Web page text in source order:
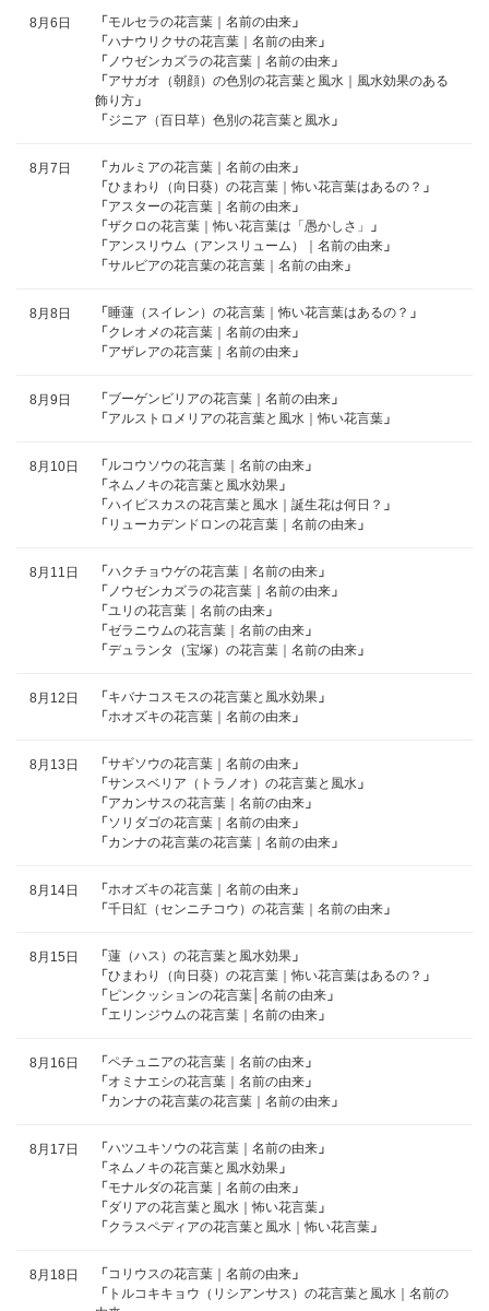
8月6日 「 モルセラの花言葉｜名前の由来 」
「 ハナウリクサの花言葉｜名前の由来 」
「 ノウゼンカズラの花言葉｜名前の由来 」
「 アサガオ（朝顔）の色別の花言葉と風水｜風水効果のある
飾り方 」
「 ジニア（百日草）色別の花言葉と風水 」
8月7日 「 カルミアの花言葉｜名前の由来 」
「 ひまわり（向日葵）の花言葉｜怖い花言葉はあるの？ 」
「 アスターの花言葉｜名前の由来 」
「 ザクロの花言葉｜怖い花言葉は「愚かしさ」
」
「 アンスリウム（アンスリューム）｜名前の由来 」
「 サルビアの花言葉の花言葉｜名前の由来 」
8月8日 「 睡蓮（スイレン）の花言葉｜怖い花言葉はあるの？ 」
「 クレオメの花言葉｜名前の由来 」
「 アザレアの花言葉｜名前の由来 」
8月9日 「 ブーゲンビリアの花言葉｜名前の由来 」
「 アルストロメリアの花言葉と風水｜怖い花言葉 」
8月10日 「 ルコウソウの花言葉｜名前の由来 」
「 ネムノキの花言葉と風水効果 」
「 ハイビスカスの花言葉と風水｜誕生花は何日？ 」
「 リューカデンドロンの花言葉｜名前の由来 」
8月11日 「 ハクチョウゲの花言葉｜名前の由来 」
「 ノウゼンカズラの花言葉｜名前の由来 」
「 ユリの花言葉｜名前の由来 」
「 ゼラニウムの花言葉｜名前の由来 」
「 デュランタ（宝塚）の花言葉｜名前の由来 」
8月12日 「 キバナコスモスの花言葉と風水効果 」
「 ホオズキの花言葉｜名前の由来 」
8月13日 「 サギソウの花言葉｜名前の由来 」
「 サンスベリア（トラノオ）の花言葉と風水 」
「 アカンサスの花言葉｜名前の由来 」
「 ソリダゴの花言葉｜名前の由来 」
「 カンナの花言葉の花言葉｜名前の由来 」
8月14日 「 ホオズキの花言葉｜名前の由来 」
「 千日紅（センニチコウ）の花言葉｜名前の由来 」
8月15日 「 蓮（ハス）の花言葉と風水効果 」
「 ひまわり（向日葵）の花言葉｜怖い花言葉はあるの？ 」
「 ピンクッションの花言葉│名前の由来 」
「 エリンジウムの花言葉｜名前の由来 」
8月16日 「 ペチュニアの花言葉｜名前の由来 」
「 オミナエシの花言葉｜名前の由来 」
「 カンナの花言葉の花言葉｜名前の由来 」
8月17日 「 ハツユキソウの花言葉｜名前の由来 」
「 ネムノキの花言葉と風水効果 」
「 モナルダの花言葉｜名前の由来 」
「 ダリアの花言葉と風水｜怖い花言葉 」
「 クラスペディアの花言葉と風水｜怖い花言葉 」
8月18日 「 コリウスの花言葉｜名前の由来 」
「 トルコキキョウ（リシアンサス）の花言葉と風水｜名前の